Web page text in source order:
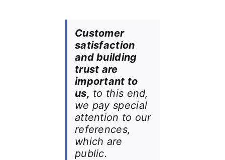
Customer
satisfaction
and building
trust are
important to
us, to this end,
we pay special
attention to our
references,
which are
public.